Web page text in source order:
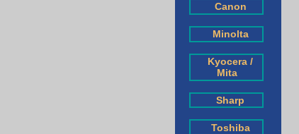
Canon
Minolta
Kyocera /
Mita
Sharp
Toshiba